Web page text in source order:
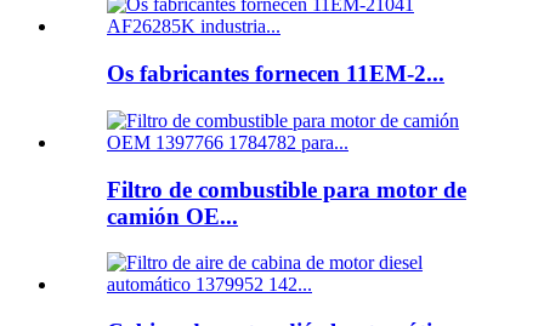
Os fabricantes fornecen 11EM-2...
Filtro de combustible para motor de
camión OE...